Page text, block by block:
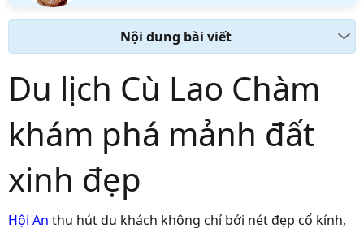
Nội dung bài viết
Du lịch Cù Lao Chàm
khám phá mảnh đất
xinh đẹp
Hội An thu hút du khách không chỉ bởi nét đẹp cổ kính,